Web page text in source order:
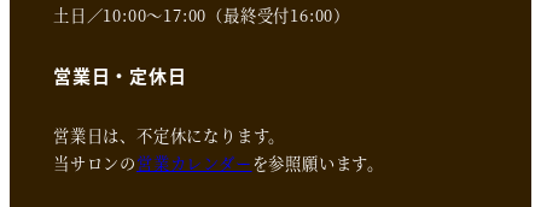
土日／10:00～17:00（最終受付16:00）
営業日・定休日
営業日は、不定休になります。
当サロンの営業カレンダーを参照願います。